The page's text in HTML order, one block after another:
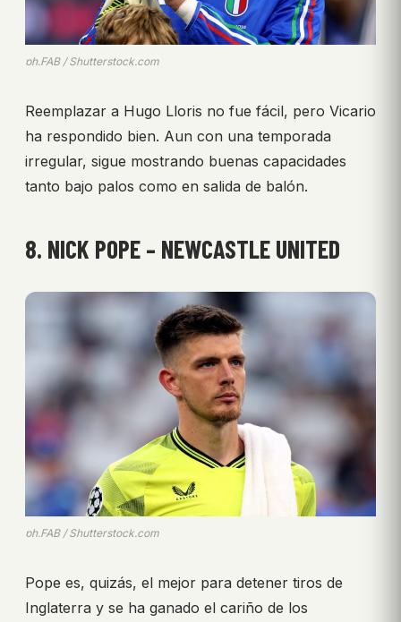
ph.FAB / Shutterstock.com
Reemplazar a Hugo Lloris no fue fácil, pero Vicario
ha respondido bien. Aun con una temporada
irregular, sigue mostrando buenas capacidades
tanto bajo palos como en salida de balón.
8. NICK POPE – NEWCASTLE UNITED
ph.FAB / Shutterstock.com
Pope es, quizás, el mejor para detener tiros de
Inglaterra y se ha ganado el cariño de los